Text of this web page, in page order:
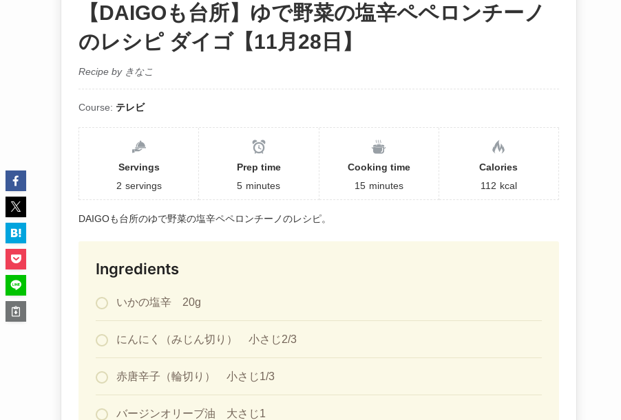
【DAIGOも台所】ゆで野菜の塩辛ペペロンチーノ
のレシピ ダイゴ【11月28日】
Recipe by きなこ
Course: テレビ
Servings
2 servings
Prep time
5 minutes
Cooking time
15 minutes
Calories
112 kcal
DAIGOも台所のゆで野菜の塩辛ペペロンチーノのレシピ。
Ingredients
いかの塩辛 20g
にんにく（みじん切り） 小さじ2/3
赤唐辛子（輪切り） 小さじ1/3
バージンオリーブ油 大さじ1